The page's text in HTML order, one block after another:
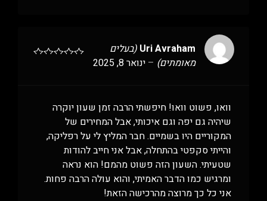
Uri Avraham (בעלים
מאומתים) – ינואר 8, 2025
וואו, פשוט וואו! חיפשתי הרבה זמן שעון יוקרה
שיהיה גם יפה וגם איכותי, אבל המחירים של
המקוריים היו בשמיים. חבר המליץ לי על רפליקה,
והייתי סקפטי בהתחלה, אבל אני חייב להודות
שטעיתי. השעון הזה פשוט מהמם! הוא נראה
ומרגיש כמו הדבר האמיתי, והוא עולה הרבה פחות.
אני כל כך מרוצה מהרכישה הזאת!